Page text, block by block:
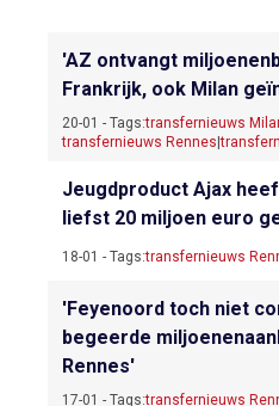
'AZ ontvangt
Frankrijk, ook Milan
20-01 - Tags:transfernieuws
transfernieuws Rennes |
Jeugdproduct Ajax
liefst 20 miljoen euro
18-01 - Tags:transfernieuws
'Feyenoord toch niet
begeerde
Rennes'
17-01 - Tags:transfernieuws